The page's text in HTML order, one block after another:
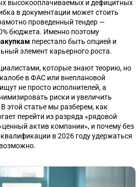
высокооплачиваемых и дефицитных
в документации может стоить
проведенный тендер —
бюджета. Именно поэтому
перестало быть опцией и
элемент карьерного роста.
которые знают теорию, но
в ФАС или внеплановой
не просто исполнителей, а
риски и увеличить
этой статье мы разберем, как
перейти из разряда «рядовой
актив компании», и почему без
в 2026 году удержаться